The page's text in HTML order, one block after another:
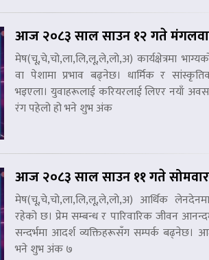
आज २०८३ साल साउन १२ गते
मेष(चू,चे,चो,ला,लि,लू,ले,लो,अ) कार्यक्षेत्रमा
वा पेशामा प्रभाव बढ्नेछ। धार्मिक र
भइएला। युवाहरूलाई करियरलाई लिएर नयाँ
रंग पहेलो हो भने शुभ अंक
आज २०८३ साल साउन ११ गते
मेष(चू,चे,चो,ला,लि,लू,ले,लो,अ) आर्थिक
रहेको छ। प्रेम सम्बन्ध र पारिवारिक जीवन
सन्दर्भमा आदर्श व्यक्तिहरूसँग सम्पर्क बढ्नेछ।
भने शुभ अंक ७